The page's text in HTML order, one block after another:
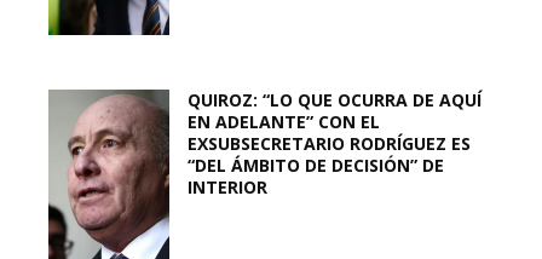
QUIROZ: “LO QUE OCURRA DE AQUÍ
EN ADELANTE” CON EL
EXSUBSECRETARIO RODRÍGUEZ ES
“DEL ÁMBITO DE DECISIÓN” DE
INTERIOR